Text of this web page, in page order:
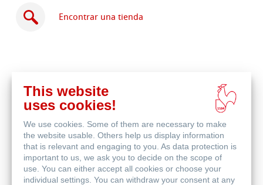
Encontrar una tienda
Comprar
en
línea
This website
uses cookies!
We use cookies. Some of them are necessary to make
the website usable. Others help us display information
that is relevant and engaging to you. As data protection is
important to us, we ask you to decide on the scope of
use. You can either accept all cookies or choose your
individual settings. You can withdraw your consent at any